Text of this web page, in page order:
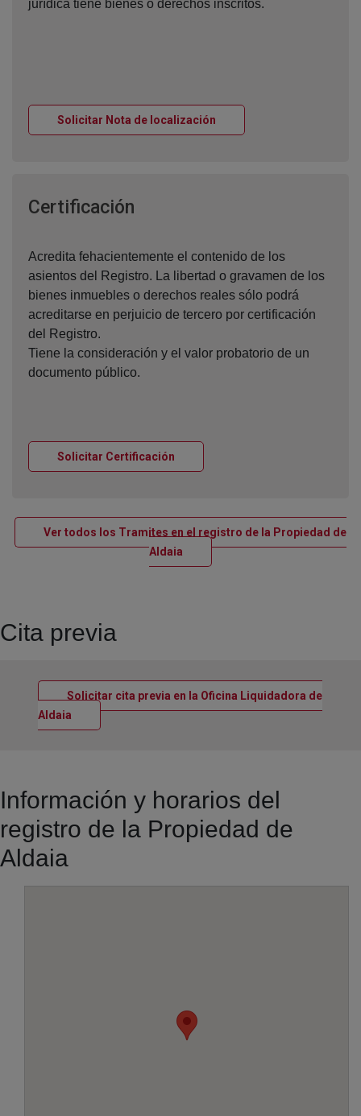
jurídica tiene bienes o derechos inscritos.
Solicitar Nota de localización
Certificación
Acredita fehacientemente el contenido de los
asientos del Registro. La libertad o gravamen de los
bienes inmuebles o derechos reales sólo podrá
acreditarse en perjuicio de tercero por certificación
del Registro.
Tiene la consideración y el valor probatorio de un
documento público.
Solicitar Certificación
Ver todos los Tramites en el registro de la Propiedad de
Aldaia Ventana nueva
Cita previa
Solicitar cita previa en la Oficina Liquidadora de
Aldaia Ventana nueva
Información y horarios del
registro de la Propiedad de
Aldaia